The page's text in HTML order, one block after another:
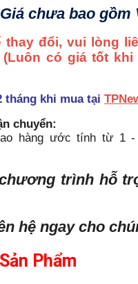
chưa bao gồm
thay đổi, vui lòng
(Luôn có giá tốt
tháng khi mua tại
chuyển:
hàng ước tính từ 1
trình hỗ
hệ ngay cho
Phẩm